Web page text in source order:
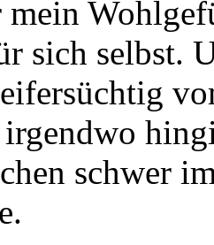
sich selbst.
irgendwo
schwer